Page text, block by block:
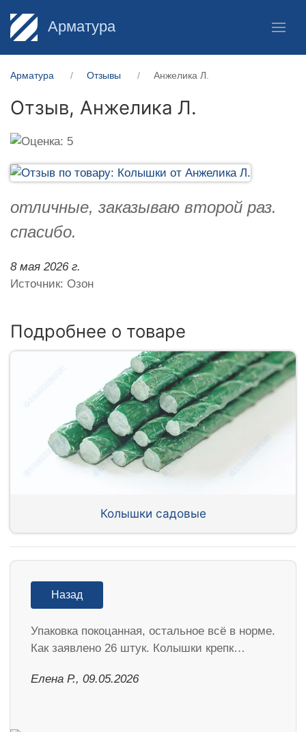
Арматура
Арматура Отзывы Анжелика Л.
Отзыв, Анжелика Л.
отличные, заказываю второй раз.
спасибо.
8 мая 2026 г.
Источник: Озон
Подробнее о товаре
Колышки садовые
Назад
Упаковка покоцанная, остальное всё в норме.
Как заявлено 26 штук. Колышки крепк…
Елена Р., 09.05.2026